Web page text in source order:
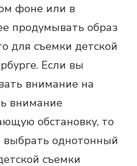
фоне или в
продумывать образ
для съемки детской
Если вы
внимание на
внимание
обстановку, то
выбрать однотонный
съемки